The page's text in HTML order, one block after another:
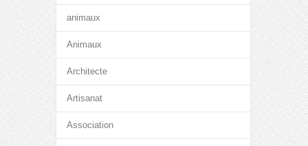
animaux
Animaux
Architecte
Artisanat
Association